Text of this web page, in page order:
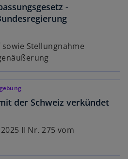
-
Stellungnahme
der Schweiz verkündet
II Nr. 275 vom